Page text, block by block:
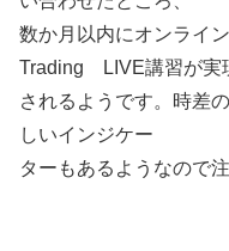
数か月以内にオンライ
Trading LIVE講習が実
されるようです。時差
しいインジケー
ターもあるようなので注